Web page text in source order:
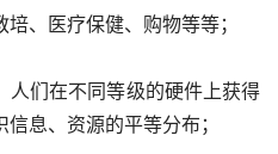
、医疗保健、购物等等；
人们在不同等级的硬件上获得
息、资源的平等分布；